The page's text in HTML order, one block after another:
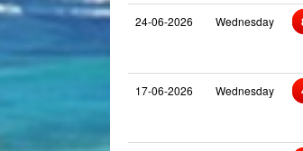
24-06-2026 Wednesday
17-06-2026 Wednesday